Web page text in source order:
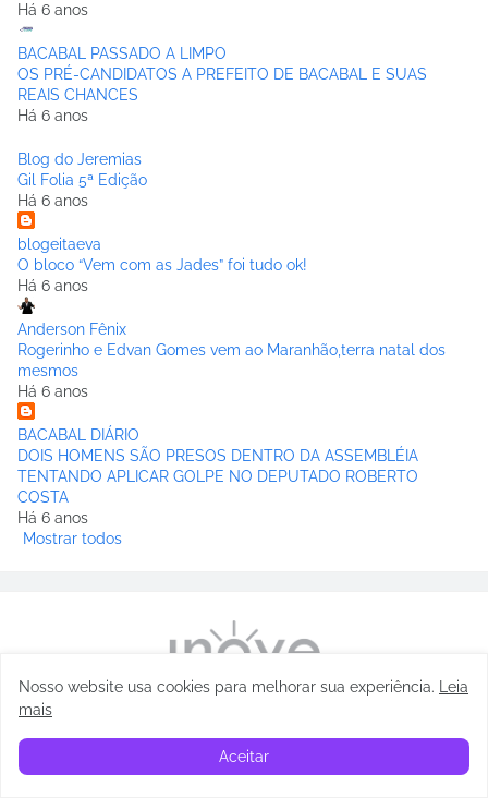
Há 6 anos
BACABAL PASSADO A LIMPO
OS PRÉ-CANDIDATOS A PREFEITO DE BACABAL E SUAS
REAIS CHANCES
Há 6 anos
Blog do Jeremias
Gil Folia 5ª Edição
Há 6 anos
blogeitaeva
O bloco “Vem com as Jades” foi tudo ok!
Há 6 anos
Anderson Fênix
Rogerinho e Edvan Gomes vem ao Maranhão,terra natal dos
mesmos
Há 6 anos
BACABAL DIÁRIO
DOIS HOMENS SÃO PRESOS DENTRO DA ASSEMBLÉIA
TENTANDO APLICAR GOLPE NO DEPUTADO ROBERTO
COSTA
Há 6 anos
Mostrar todos
Nosso website usa cookies para melhorar sua experiência.
Leia
mais
Aceitar